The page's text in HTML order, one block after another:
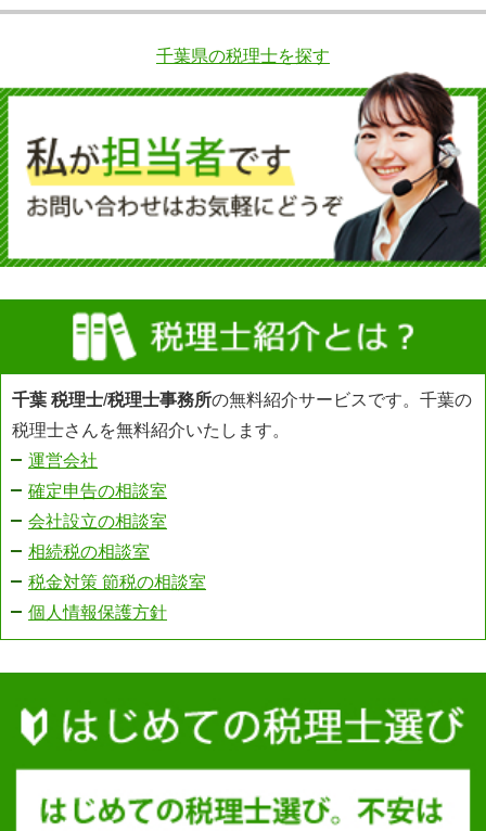
千葉県の税理士を探す
千葉 税理士/税理士事務所の無料紹介サービスです。千葉の
税理士さんを無料紹介いたします。
運営会社
確定申告の相談室
会社設立の相談室
相続税の相談室
税金対策 節税の相談室
個人情報保護方針